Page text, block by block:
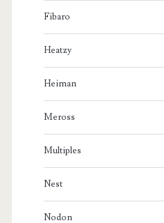
Fibaro
Heatzy
Heiman
Meross
Multiples
Nest
Nodon